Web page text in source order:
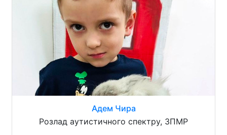
Адем Чира
Розлад аутистичного спектру, ЗПМР